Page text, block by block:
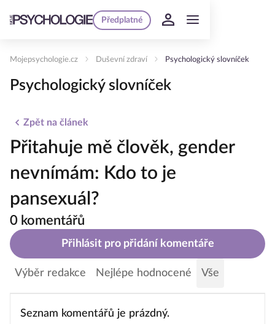
Předplatné
Mojepsychologie.cz Duševní zdraví Psychologický slovníček
Psychologický slovníček
Zpět na článek
Přitahuje mě člověk, gender
nevnímám: Kdo to je
pansexuál?
0 komentářů
Přihlásit pro přidání komentáře
Výběr redakce Nejlépe hodnocené Vše
Seznam komentářů je prázdný.